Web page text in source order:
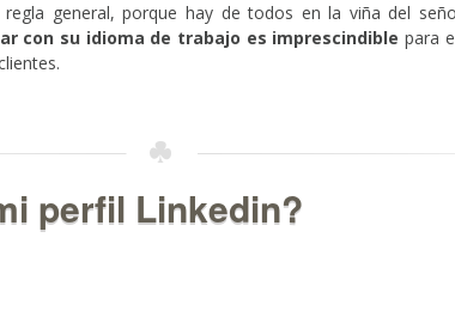
general, porque hay de todos en la viña del
con su idioma de trabajo es imprescindible para
perfil Linkedin?